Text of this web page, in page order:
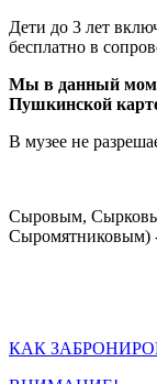
Дети до 3 лет
бесплатно в
Мы в данный
Пушкинской
В музее не
Сыровым,
Сыромятниковым)
КАК